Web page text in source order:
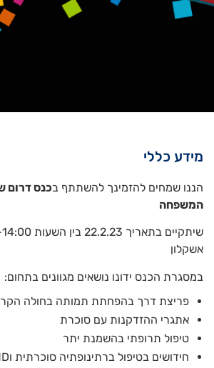
מידע כללי
הננו שמחים להזמינך להשתתף בכנס דרום
המשפחה
אשקלון
במסגרת הכנס ידונו נושאים מגוונים בתחום:
פריצת דרך בהפחתת תמותה בחולה
אתגרי ההזדקנות עם סוכרת
טיפול תרופתי בהשמנת יתר
חידושים בטיפול ברתינופתיה סוכרתית וAMD